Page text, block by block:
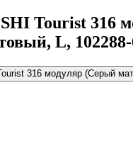
Tourist 316
L, 102288-